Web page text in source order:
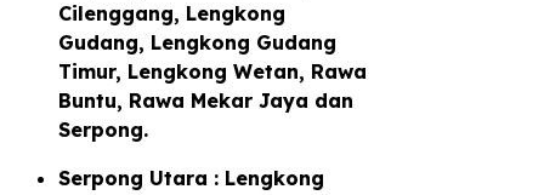
Cilenggang, Lengkong
Gudang, Lengkong Gudang
Timur, Lengkong Wetan, Rawa
Buntu, Rawa Mekar Jaya dan
Serpong.
Serpong Utara : Lengkong